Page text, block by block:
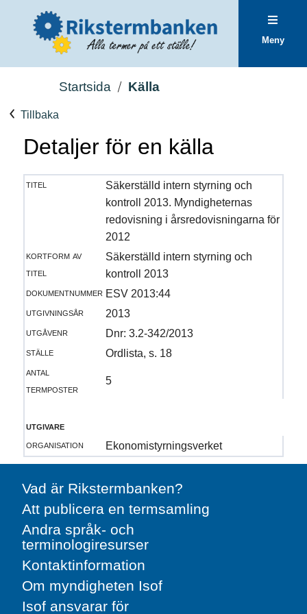
Meny
Startsida Källa
Tillbaka
Detaljer för en källa
titel
Säkerställd intern styrning och
kontroll 2013. Myndigheternas
redovisning i årsredovisningarna för
2012
kortform av
titel
Säkerställd intern styrning och
kontroll 2013
dokumentnummer ESV 2013:44
utgivningsår
2013
utgåvenr
Dnr: 3.2-342/2013
ställe
Ordlista, s. 18
antal
termposter
5
utgivare
organisation
Ekonomistyrningsverket
Vad är Rikstermbanken?
Att publicera en termsamling
Andra språk- och
terminologiresurser
Kontaktinformation
Om myndigheten Isof
Isof ansvarar för